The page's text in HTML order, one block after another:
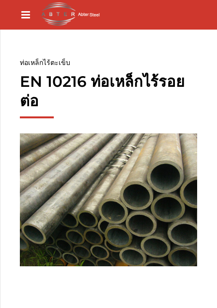
ท่อเหล็กไร้ตะเข็บ
EN 10216 ท่อเหล็กไร้รอย
ต่อ